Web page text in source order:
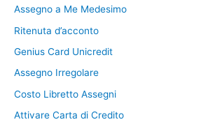
Assegno a Me Medesimo
Ritenuta d’acconto
Genius Card Unicredit
Assegno Irregolare
Costo Libretto Assegni
Attivare Carta di Credito